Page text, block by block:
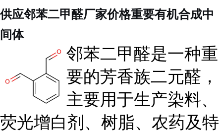
供应邻苯二甲醛厂家价格重要有机合成中
间体
邻苯二甲醛是一种重
要的芳香族二元醛，
主要用于生产染料、
荧光增白剂、树脂、农药及特